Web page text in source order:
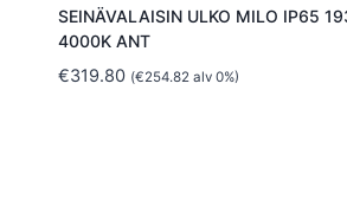
SEINÄVALAISIN ULKO MILO IP65
4000K ANT
€319.80 (€254.82alv 0%)